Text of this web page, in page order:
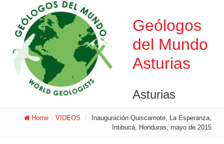
Geólogos
del Mundo
Asturias
Asturias
Home / VIDEOS /
Inauguración Quiscamote, La Esperanza,
Intibucá, Honduras, mayo de 2015